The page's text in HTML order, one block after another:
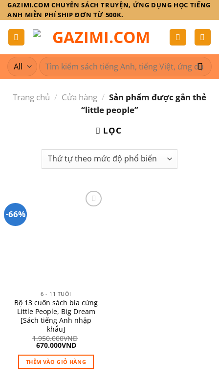
Skip
to
content
GAZIMI.COM CHUYÊN SÁCH TRUYỆN, ỨNG DỤNG HỌC TIẾNG
ANH MIỄN PHÍ SHIP ĐƠN TỪ 500K.
Tìm
kiếm:
Trang chủ / Cửa hàng / Sản phẩm được gắn thẻ
“little people”
LỌC
-66%
6 - 11 TUỔI
Bộ 13 cuốn sách bìa cứng
Little People, Big Dream
[Sách tiếng Anh nhập
khẩu]
1.950.000VND
Giá
là:
1.950.000VND.
670.000VNDGiá
tại
là:
THÊM VÀO GIỎ HÀNG